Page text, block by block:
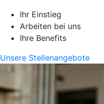
Ihr Einstieg
Arbeiten bei uns
Ihre Benefits
Unsere Stellenangebote